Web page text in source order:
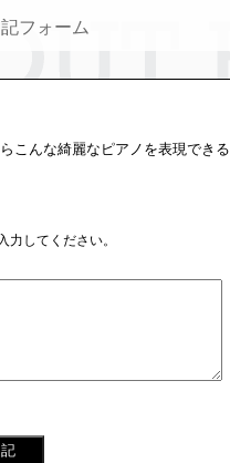
フォーム
こんな綺麗なピアノを表現できる
してください。